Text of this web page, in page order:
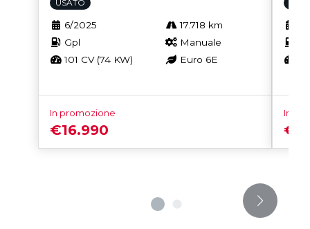
USATO
6/2025
17.718 km
Gpl
Manuale
101 CV (74 KW)
Euro 6E
In promozione
€16.990
In